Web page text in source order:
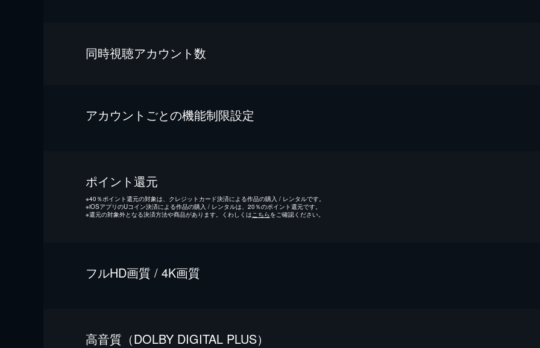
同時視聴アカウント数
アカウントごとの機能制限設定
ポイント還元
※40％ポイント還元の対象は、クレジットカード決済による作品の購入 / レンタルです。
※iOSアプリのUコイン決済による作品の購入 / レンタルは、20％のポイント還元です。
※還元の対象外となる決済方法や商品があります。くわしくは こちらをご確認ください。
フルHD画質 / 4K画質
⾼⾳質（DOLBY DIGITAL PLUS）